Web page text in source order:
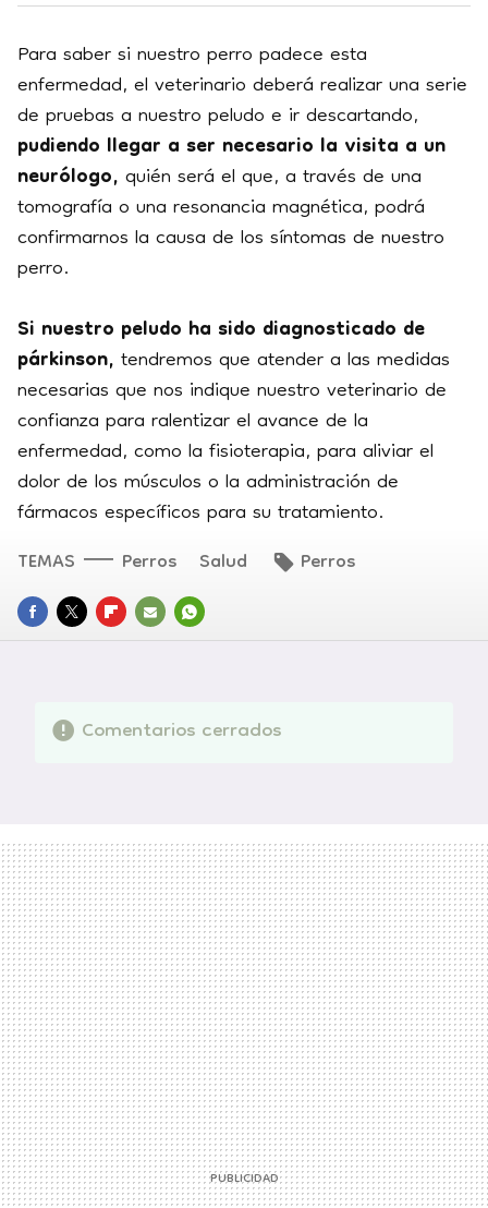
Para saber si nuestro perro padece esta
enfermedad, el veterinario deberá realizar una serie
de pruebas a nuestro peludo e ir descartando,
pudiendo llegar a ser necesario la visita a un
neurólogo,quién será el que, a través de una
tomografía o una resonancia magnética, podrá
confirmarnos la causa de los síntomas de nuestro
perro.
Si nuestro peludo ha sido diagnosticado de
párkinson,tendremos que atender a las medidas
necesarias que nos indique nuestro veterinario de
confianza para ralentizar el avance de la
enfermedad, como la fisioterapia, para aliviar el
dolor de los músculos o la administración de
fármacos específicos para su tratamiento.
FACEBOOK
TWITTERFLIPBOARD
E- WHATSAPP
TEMAS Perros Salud Perros
Comentarios cerrados